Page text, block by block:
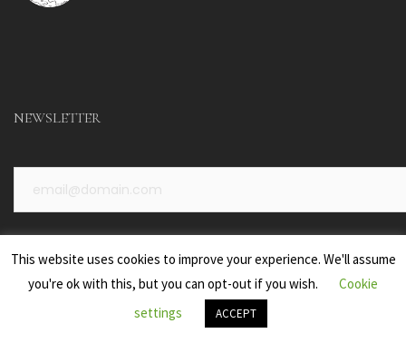
NEWSLETTER
This website uses cookies to improve your experience. We'll assume
you're ok with this, but you can opt-out if you wish.
Cookie
settings
ACCEPT